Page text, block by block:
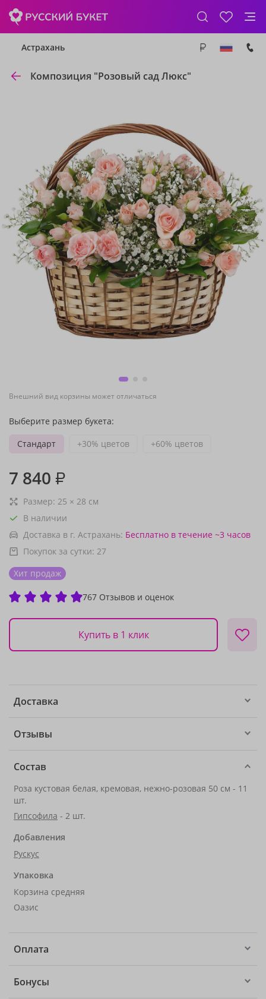
Астрахань
Композиция "Розовый сад Люкс"
Внешний вид корзины может отличаться
Выберите размер букета:
Стандарт
+30% цветов +60% цветов
7 840 ₽
Размер: 25 × 28 см
В наличии
Доставка в г. Астрахань: Бесплатно в течение ~3 часов
Покупок за сутки: 27
Хит продаж
767 Отзывов и оценок
Купить в 1 клик
Доставка
Отзывы
Состав
Роза кустовая белая, кремовая, нежно-розовая 50 см - 11
шт.
Гипсофила - 2 шт.
Добавления
Рускус
Упаковка
Корзина средняя
Оазис
Оплата
Бонусы